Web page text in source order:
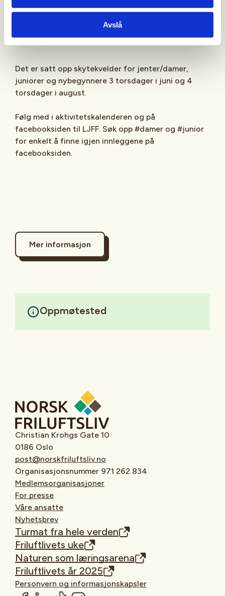
Avslå
Det er satt opp skytekvelder for jenter/damer,
juniorer og nybegynnere 3 torsdager i juni og 4
torsdager i august.
Følg med i aktivitetskalenderen og på
facebooksiden til LJFF. Søk opp #damer og #junior
for enkelt å finne igjen innleggene på
facebooksiden.
Mer informasjon
Oppmøtested
Christian Krohgs Gate 10
0186 Oslo
post@norskfriluftsliv.no
Organisasjonsnummer 971 262 834
Medlemsorganisasjoner
For presse
Våre ansatte
Nyhetsbrev
Turmat fra hele verden
Friluftlivets uke
Naturen som læringsarena
Friluftlivets år 2025
Personvern og informasjonskapsler